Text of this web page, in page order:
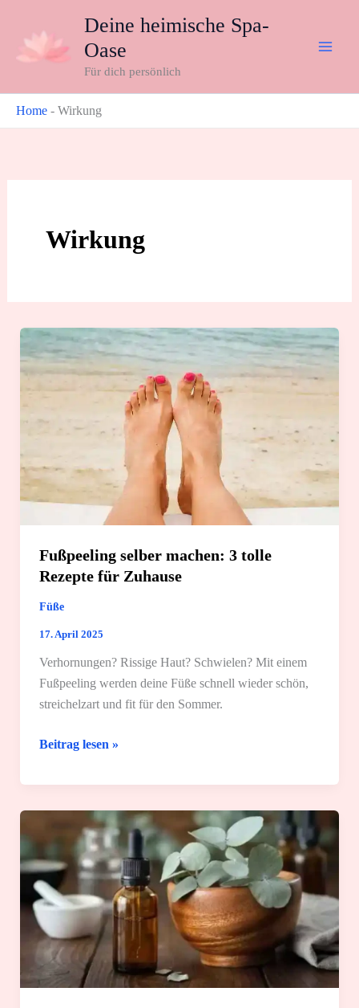
springen
Deine heimische Spa-
Oase
Für dich persönlich
Home - Wirkung
Wirkung
Fußpeeling selber machen: 3 tolle
Rezepte für Zuhause
Füße
17. April 2025
Verhornungen? Rissige Haut? Schwielen? Mit einem
Fußpeeling werden deine Füße schnell wieder schön,
streichelzart und fit für den Sommer.
Fußpeeling
machen:
für
Zuhause
Beitrag lesen »